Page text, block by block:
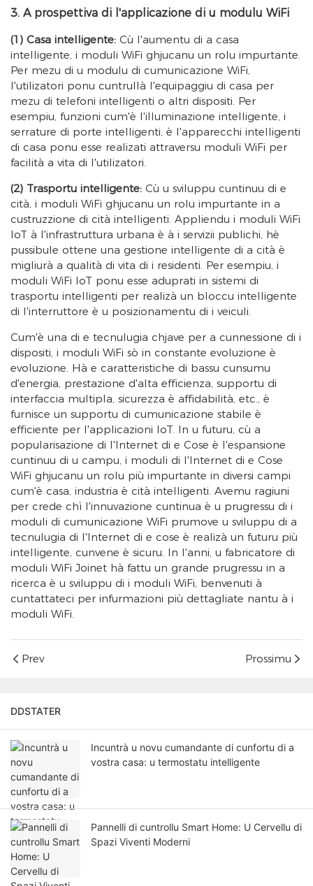
3. A prospettiva di l'applicazione di u modulu WiFi
(1) Casa intelligente: Cù l'aumentu di a casa
intelligente, i moduli WiFi ghjucanu un rolu impurtante.
Per mezu di u modulu di cumunicazione WiFi,
l'utilizatori ponu cuntrullà l'equipaggiu di casa per
mezu di telefoni intelligenti o altri dispositi. Per
esempiu, funzioni cum'è l'illuminazione intelligente, i
serrature di porte intelligenti, è l'apparecchi intelligenti
di casa ponu esse realizati attraversu moduli WiFi per
facilità a vita di l'utilizatori.
(2) Trasportu intelligente: Cù u sviluppu cuntinuu di e
cità, i moduli WiFi ghjucanu un rolu impurtante in a
custruzzione di cità intelligenti. Appliendu i moduli WiFi
IoT à l'infrastruttura urbana è à i servizii publichi, hè
pussibule ottene una gestione intelligente di a cità è
migliurà a qualità di vita di i residenti. Per esempiu, i
moduli WiFi IoT ponu esse aduprati in sistemi di
trasportu intelligenti per realizà un bloccu intelligente
di l'interruttore è u posizionamentu di i veiculi.
Cum'è una di e tecnulugia chjave per a cunnessione di i
dispositi, i moduli WiFi sò in constante evoluzione è
evoluzione. Hà e caratteristiche di bassu cunsumu
d'energia, prestazione d'alta efficienza, supportu di
interfaccia multipla, sicurezza è affidabilità, etc., è
furnisce un supportu di cumunicazione stabile è
efficiente per l'applicazioni IoT. In u futuru, cù a
popularisazione di l'Internet di e Cose è l'espansione
cuntinuu di u campu, i moduli di l'Internet di e Cose
WiFi ghjucanu un rolu più impurtante in diversi campi
cum'è casa, industria è cità intelligenti. Avemu ragiuni
per crede chì l'innuvazione cuntinua è u prugressu di i
moduli di cumunicazione WiFi prumove u sviluppu di a
tecnulugia di l'Internet di e cose è realizà un futuru più
intelligente, cunvene è sicuru. In l'anni, u fabricatore di
moduli WiFi Joinet hà fattu un grande prugressu in a
ricerca è u sviluppu di i moduli WiFi, benvenuti à
cuntattateci per infurmazioni più dettagliate nantu à i
moduli WiFi.
Prev Prossimu
DDSTATER
Incuntrà u novu cumandante di cunfortu di a
vostra casa: u termostatu intelligente
Pannelli di cuntrollu Smart Home: U Cervellu di
Spazi Viventi Moderni